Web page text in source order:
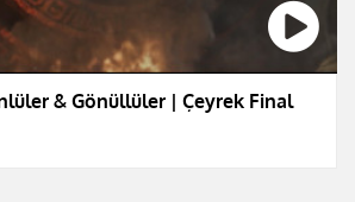
& Gönüllüler | Çeyrek Final